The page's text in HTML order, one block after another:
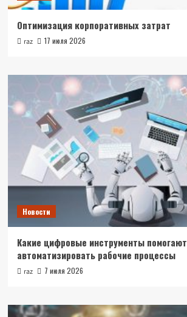
Оптимизация корпоративных затрат
raz 17 июля 2026
Новости
Какие цифровые инструменты помогают
автоматизировать рабочие процессы
raz 7 июля 2026